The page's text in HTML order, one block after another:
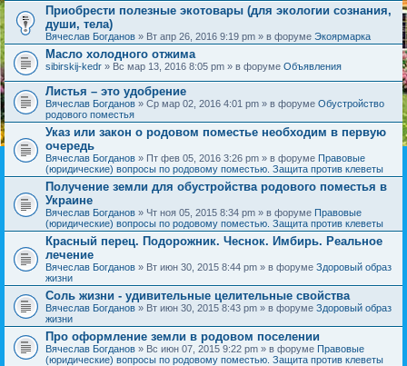
Приобрести полезные экотовары (для экологии сознания,
души, тела)
Вячеслав Богданов » Вт апр 26, 2016 9:19 pm » в форуме Экоярмарка
Масло холодного отжима
sibirskij-kedr » Вс мар 13, 2016 8:05 pm » в форуме Объявления
Листья – это удобрение
Вячеслав Богданов » Ср мар 02, 2016 4:01 pm » в форуме Обустройство
родового поместья
Указ или закон о родовом поместье необходим в первую
очередь
Вячеслав Богданов » Пт фев 05, 2016 3:26 pm » в форуме Правовые
(юридические) вопросы по родовому поместью. Защита против клеветы
Получение земли для обустройства родового поместья в
Украине
Вячеслав Богданов » Чт ноя 05, 2015 8:34 pm » в форуме Правовые
(юридические) вопросы по родовому поместью. Защита против клеветы
Красный перец. Подорожник. Чеснок. Имбирь. Реальное
лечение
Вячеслав Богданов » Вт июн 30, 2015 8:44 pm » в форуме Здоровый образ
жизни
Соль жизни - удивительные целительные свойства
Вячеслав Богданов » Вт июн 30, 2015 8:43 pm » в форуме Здоровый образ
жизни
Про оформление земли в родовом поселении
Вячеслав Богданов » Вс июн 07, 2015 9:22 pm » в форуме Правовые
(юридические) вопросы по родовому поместью. Защита против клеветы